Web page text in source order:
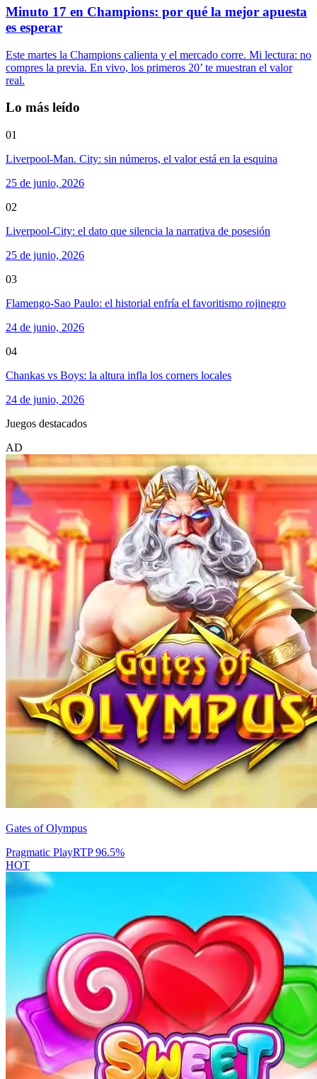
Minuto 17 en Champions: por qué la mejor apuesta
es esperar
Este martes la Champions calienta y el mercado corre. Mi lectura: no
compres la previa. En vivo, los primeros 20’ te muestran el valor
real.
Lo más leído
01
Liverpool-Man. City: sin números, el valor está en la esquina
25 de junio, 2026
02
Liverpool-City: el dato que silencia la narrativa de posesión
25 de junio, 2026
03
Flamengo-Sao Paulo: el historial enfría el favoritismo rojinegro
24 de junio, 2026
04
Chankas vs Boys: la altura infla los corners locales
24 de junio, 2026
Juegos destacados
AD
Gates of Olympus
Pragmatic PlayRTP96.5%
HOT